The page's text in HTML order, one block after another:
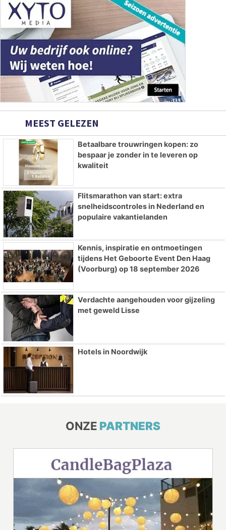
MEEST GELEZEN
Betaalbare trouwringen kopen: zo
bespaar je zonder in te leveren op
kwaliteit
Flitsmarathon van start: extra
snelheidscontroles in Nederland en
populaire vakantielanden
Kennis, inspiratie en ontmoetingen
tijdens Het Geboorte Event Den Haag
(Voorburg) op 18 september 2026
Verdachte aangehouden voor gijzeling
met geweld Lisse
Hotels in Noordwijk
ONZE PARTNERS